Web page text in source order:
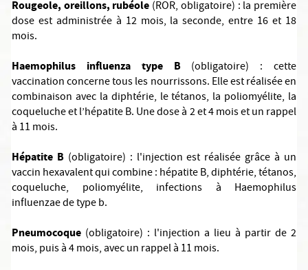
Rougeole, oreillons, rubéole (ROR, obligatoire) : la première
dose est administrée à 12 mois, la seconde, entre 16 et 18
mois.
Haemophilus influenza type B (obligatoire) : cette
vaccination concerne tous les nourrissons. Elle est réalisée en
combinaison avec la diphtérie, le tétanos, la poliomyélite, la
coqueluche et l’hépatite B. Une dose à 2 et 4 mois et un rappel
à 11 mois.
Hépatite B(obligatoire) : l'injection est réalisée grâce à un
vaccin hexavalent qui combine : hépatite B, diphtérie, tétanos,
coqueluche, poliomyélite, infections à Haemophilus
influenzae de type b.
Pneumocoque (obligatoire) : l'injection a lieu à partir de 2
mois, puis à 4 mois, avec un rappel à 11 mois.